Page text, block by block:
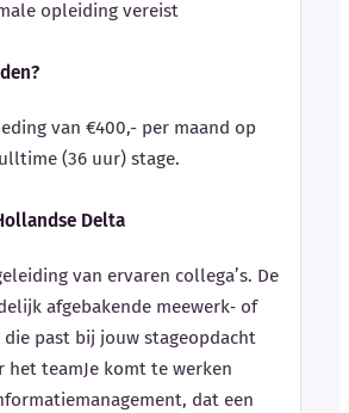
opleiding vereist
van €400,- per maand op
(36 uur) stage.
Delta
van ervaren collega’s. De
afgebakende meewerk‑ of
past bij jouw stageopdacht
het teamJe komt te werken
dat een